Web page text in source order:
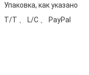
Упаковка, как указано
T/T 、 L/C 、 PayPal